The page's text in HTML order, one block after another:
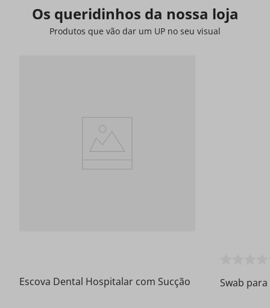
Os queridinhos da nossa loja
Produtos que vão dar um UP no seu visual
Escova Dental Hospitalar com Sucção Swab